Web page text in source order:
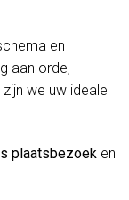
en
aan orde,
we uw ideale
plaatsbezoek en